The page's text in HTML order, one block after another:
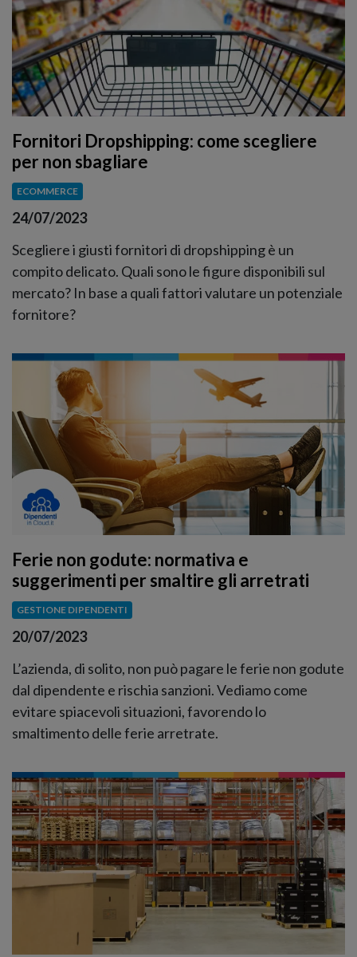
Fornitori Dropshipping: come scegliere
per non sbagliare
ECOMMERCE
24/07/2023
Scegliere i giusti fornitori di dropshipping è un
compito delicato. Quali sono le figure disponibili sul
mercato? In base a quali fattori valutare un potenziale
fornitore?
Ferie non godute: normativa e
suggerimenti per smaltire gli arretrati
GESTIONE DIPENDENTI
20/07/2023
L’azienda, di solito, non può pagare le ferie non godute
dal dipendente e rischia sanzioni. Vediamo come
evitare spiacevoli situazioni, favorendo lo
smaltimento delle ferie arretrate.